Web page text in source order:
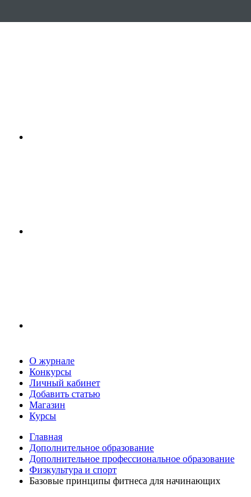
О журнале
Конкурсы
Личный кабинет
Добавить статью
Магазин
Курсы
Главная
Дополнительное образование
Дополнительное профессиональное образование
Физкультура и спорт
Базовые принципы фитнеса для начинающих